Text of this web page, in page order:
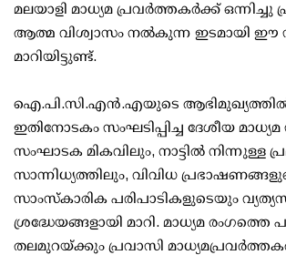
മലയാളി മാധ്യമ പ്രവർത്തകർക്ക് ഒന്നിച്ചു
ആത്മ വിശ്വാസം നൽകുന്ന ഇടമായി ഈ
മാറിയിട്ടുണ്ട്.
ഐ.പി.സി.എൻ.എയുടെ ആഭിമുഖ്യത്തിൽ
ഇതിനോടകം സംഘടിപ്പിച്ച ദേശീയ
സംഘാടക മികവിലും, നാട്ടിൽ നിന്നുള്ള
സാന്നിധ്യത്തിലും, വിവിധ
സാംസ്കാരിക പരിപാടികളുടെയും
ശ്രദ്ധേയങ്ങളായി മാറി. മാധ്യമ രംഗത്തെ
തലമുറയ്ക്കും പ്രവാസി